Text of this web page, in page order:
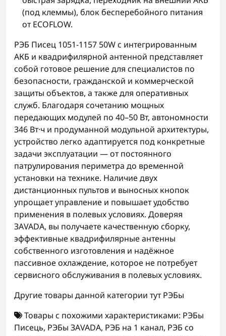
(под клеммы), блок бесперебойного питания
от ECOFLOW.
РЭБ Писец 1051-1157 50W с интегрированным
АКБ и квадрифилярной антенной представляет
собой готовое решение для специалистов по
безопасности, гражданской и коммерческой
защиты объектов, а также для оперативных
служб. Благодаря сочетанию мощных
передающих модулей по 40–50 Вт, автономности
346 Вт·ч и продуманной модульной архитектуры,
устройство легко адаптируется под конкретные
задачи эксплуатации — от постоянного
патрулирования периметра до временной
установки на технике. Наличие двух
дистанционных пультов и выносных кнопок
упрощает управление и повышает удобство
применения в полевых условиях. Доверяя
ЗАVADA, вы получаете качественную сборку,
эффективные квадрифилярные антенны
собственного изготовления и надёжное
пассивное охлаждение, которое не потребует
сервисного обслуживания в полевых условиях.
Другие товары данной категории тутРЭБы
Товары с похожими характеристиками: РЭБы
Писець, РЭБы ЗАVADA, РЭБ на 1 канал, РЭБ со